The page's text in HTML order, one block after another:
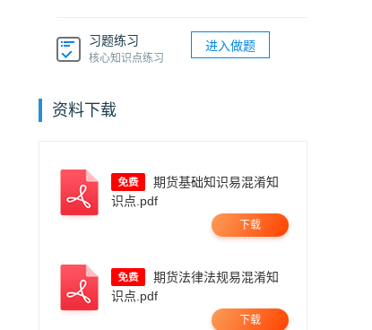
习题练习
核心知识点练习
进入做题
资料下载
识点.pdf
下载
识点.pdf
下载